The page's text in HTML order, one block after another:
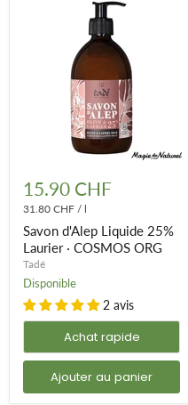
d'Alep
Liquide
25%
Laurier
COSMOS
ORG
15.90 CHF
31.80 CHF / l
Savon d'Alep Liquide 25%
Laurier · COSMOS ORG
Tadé
Disponible
2 avis
Achat rapide
Ajouter au panier